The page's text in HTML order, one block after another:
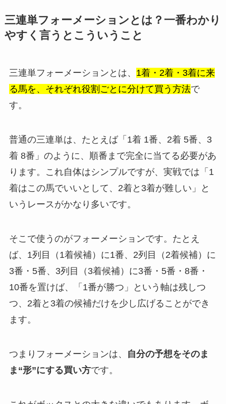
三連単フォーメーションとは？一番わかり
やすく言うとこういうこと
三連単フォーメーションとは、 1着・2着・3着に来
る馬を、それぞれ役割ごとに分けて買う方法で
す。
普通の三連単は、たとえば「1着 1番、2着 5番、3
着 8番」のように、順番まで完全に当てる必要があ
ります。これ自体はシンプルですが、実戦では「1
着はこの馬でいいとして、2着と3着が難しい」と
いうレースがかなり多いです。
そこで使うのがフォーメーションです。たとえ
ば、1列目（1着候補）に1番、2列目（2着候補）に
3番・5番、3列目（3着候補）に3番・5番・8番・
10番を置けば、「1番が勝つ」という軸は残しつ
つ、2着と3着の候補だけを少し広げることができ
ます。
つまりフォーメーションは、
自分の予想をそのま
ま“形”にする買い方です。